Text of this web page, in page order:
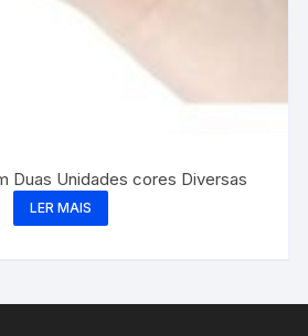
Duas Unidades cores Diversas
LER MAIS